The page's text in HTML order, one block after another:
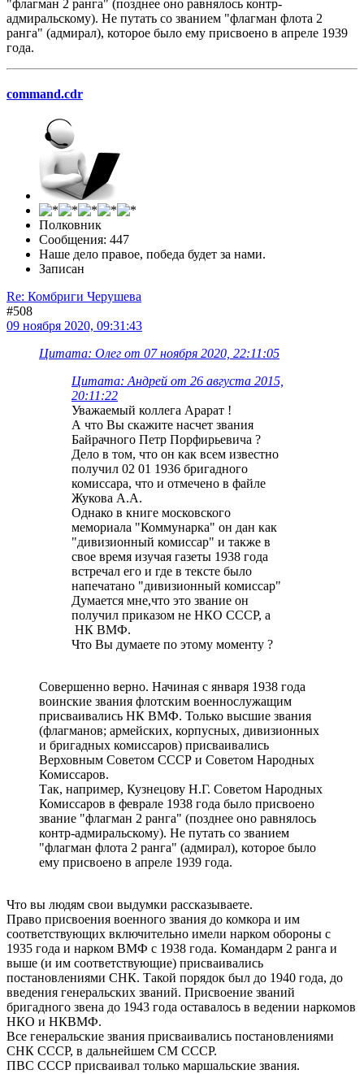
"флагман 2 ранга" (позднее оно равнялось контр-
адмиральскому). Не путать со званием "флагман флота 2
ранга" (адмирал), которое было ему присвоено в апреле 1939
года.
command.cdr
Полковник
Сообщения: 447
Наше дело правое, победа будет за нами.
Записан
Re: Комбриги Черушева
#508
09 ноября 2020, 09:31:43
Цитата: Олег от 07 ноября 2020, 22:11:05
Цитата: Андрей от 26 августа 2015,
20:11:22
Уважаемый коллега Арарат !
А что Вы скажите насчет звания
Байрачного Петр Порфирьевича ?
Дело в том, что он как всем известно
получил 02 01 1936 бригадного
комиссара, что и отмечено в файле
Жукова А.А.
Однако в книге московского
мемориала "Коммунарка" он дан как
"дивизионный комиссар" и также в
свое время изучая газеты 1938 года
встречал его и где в тексте было
напечатано "дивизионный комиссар"
Думается мне,что это звание он
получил приказом не НКО СССР, а
НК ВМФ.
Что Вы думаете по этому моменту ?
Совершенно верно. Начиная с января 1938 года
воинские звания флотским военнослужащим
присваивались НК ВМФ. Только высшие звания
(флагманов; армейских, корпусных, дивизионных
и бригадных комиссаров) присваивались
Верховным Советом СССР и Советом Народных
Комиссаров.
Так, например, Кузнецову Н.Г. Советом Народных
Комиссаров в феврале 1938 года было присвоено
звание "флагман 2 ранга" (позднее оно равнялось
контр-адмиральскому). Не путать со званием
"флагман флота 2 ранга" (адмирал), которое было
ему присвоено в апреле 1939 года.
Что вы людям свои выдумки рассказываете.
Право присвоения военного звания до комкора и им
соответствующих включительно имели нарком обороны с
1935 года и нарком ВМФ с 1938 года. Командарм 2 ранга и
выше (и им соответствующие) присваивались
постановлениями СНК. Такой порядок был до 1940 года, до
введения генеральских званий. Присвоение званий
бригадного звена до 1943 года оставалось в ведении наркомов
НКО и НКВМФ.
Все генеральские звания присваивались постановлениями
СНК СССР, в дальнейшем СМ СССР.
ПВС СССР присваивал только маршальские звания.